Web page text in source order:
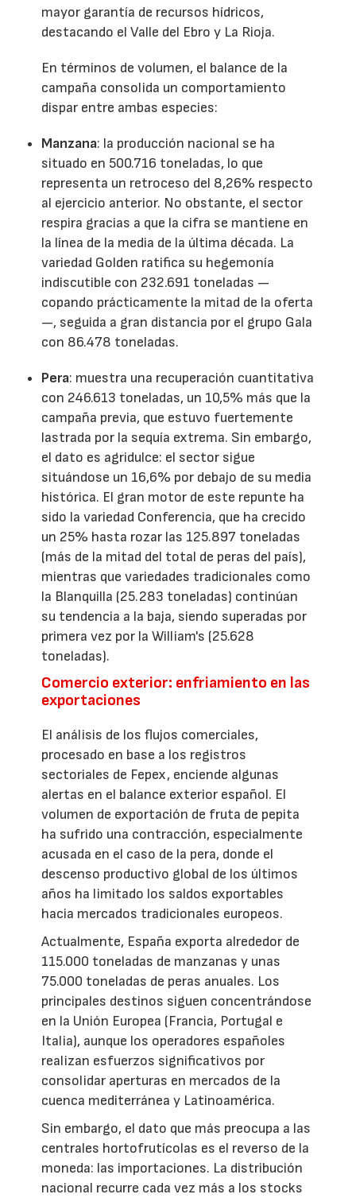
mayor garantía de recursos hídricos,
destacando el Valle del Ebro y La Rioja.
En términos de volumen, el balance de la
campaña consolida un comportamiento
dispar entre ambas especies:
Manzana: la producción nacional se ha
situado en 500.716 toneladas, lo que
representa un retroceso del 8,26% respecto
al ejercicio anterior. No obstante, el sector
respira gracias a que la cifra se mantiene en
la línea de la media de la última década. La
variedad Golden ratifica su hegemonía
indiscutible con 232.691 toneladas —
copando prácticamente la mitad de la oferta
—, seguida a gran distancia por el grupo Gala
con 86.478 toneladas.
Pera: muestra una recuperación cuantitativa
con 246.613 toneladas, un 10,5% más que la
campaña previa, que estuvo fuertemente
lastrada por la sequía extrema. Sin embargo,
el dato es agridulce: el sector sigue
situándose un 16,6% por debajo de su media
histórica. El gran motor de este repunte ha
sido la variedad Conferencia, que ha crecido
un 25% hasta rozar las 125.897 toneladas
(más de la mitad del total de peras del país),
mientras que variedades tradicionales como
la Blanquilla (25.283 toneladas) continúan
su tendencia a la baja, siendo superadas por
primera vez por la William's (25.628
toneladas).
Comercio exterior: enfriamiento en las
exportaciones
El análisis de los flujos comerciales,
procesado en base a los registros
sectoriales de Fepex, enciende algunas
alertas en el balance exterior español. El
volumen de exportación de fruta de pepita
ha sufrido una contracción, especialmente
acusada en el caso de la pera, donde el
descenso productivo global de los últimos
años ha limitado los saldos exportables
hacia mercados tradicionales europeos.
Actualmente, España exporta alrededor de
115.000 toneladas de manzanas y unas
75.000 toneladas de peras anuales. Los
principales destinos siguen concentrándose
en la Unión Europea (Francia, Portugal e
Italia), aunque los operadores españoles
realizan esfuerzos significativos por
consolidar aperturas en mercados de la
cuenca mediterránea y Latinoamérica.
Sin embargo, el dato que más preocupa a las
centrales hortofrutícolas es el reverso de la
moneda: las importaciones. La distribución
nacional recurre cada vez más a los stocks